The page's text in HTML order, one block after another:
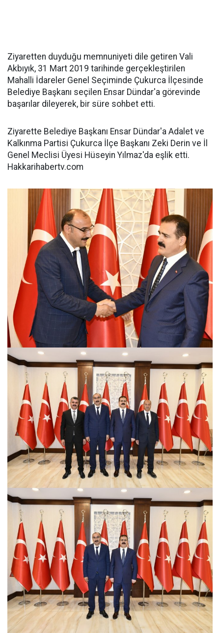
Ziyaretten duyduğu memnuniyeti dile getiren Vali
Akbıyık, 31 Mart 2019 tarihinde gerçekleştirilen
Mahalli İdareler Genel Seçiminde Çukurca İlçesinde
Belediye Başkanı seçilen Ensar Dündar'a görevinde
başarılar dileyerek, bir süre sohbet etti.
Ziyarette Belediye Başkanı Ensar Dündar'a Adalet ve
Kalkınma Partisi Çukurca İlçe Başkanı Zeki Derin ve İl
Genel Meclisi Üyesi Hüseyin Yılmaz'da eşlik etti.
Hakkarihabertv.com